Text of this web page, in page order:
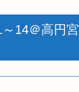
14＠高円宮